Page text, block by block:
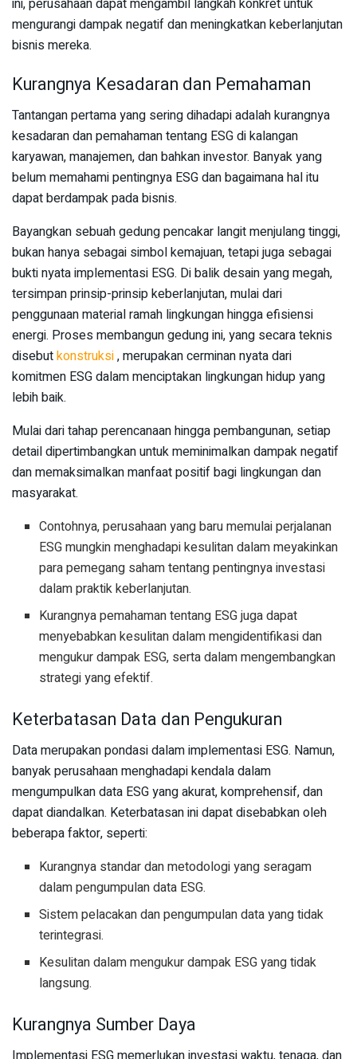
mengurangi dampak negatif dan meningkatkan keberlanjutan
bisnis mereka.
Kurangnya Kesadaran dan Pemahaman
Tantangan pertama yang sering dihadapi adalah kurangnya
kesadaran dan pemahaman tentang ESG di kalangan
karyawan, manajemen, dan bahkan investor. Banyak yang
belum memahami pentingnya ESG dan bagaimana hal itu
dapat berdampak pada bisnis.
Bayangkan sebuah gedung pencakar langit menjulang tinggi,
bukan hanya sebagai simbol kemajuan, tetapi juga sebagai
bukti nyata implementasi ESG. Di balik desain yang megah,
tersimpan prinsip-prinsip keberlanjutan, mulai dari
penggunaan material ramah lingkungan hingga efisiensi
energi. Proses membangun gedung ini, yang secara teknis
disebutkonstruksi, merupakan cerminan nyata dari
komitmen ESG dalam menciptakan lingkungan hidup yang
lebih baik.
Mulai dari tahap perencanaan hingga pembangunan, setiap
detail dipertimbangkan untuk meminimalkan dampak negatif
dan memaksimalkan manfaat positif bagi lingkungan dan
masyarakat.
Contohnya, perusahaan yang baru memulai perjalanan
ESG mungkin menghadapi kesulitan dalam meyakinkan
para pemegang saham tentang pentingnya investasi
dalam praktik keberlanjutan.
Kurangnya pemahaman tentang ESG juga dapat
menyebabkan kesulitan dalam mengidentifikasi dan
mengukur dampak ESG, serta dalam mengembangkan
strategi yang efektif.
Keterbatasan Data dan Pengukuran
Data merupakan pondasi dalam implementasi ESG. Namun,
banyak perusahaan menghadapi kendala dalam
mengumpulkan data ESG yang akurat, komprehensif, dan
dapat diandalkan. Keterbatasan ini dapat disebabkan oleh
beberapa faktor, seperti:
Kurangnya standar dan metodologi yang seragam
dalam pengumpulan data ESG.
Sistem pelacakan dan pengumpulan data yang tidak
terintegrasi.
Kesulitan dalam mengukur dampak ESG yang tidak
langsung.
Kurangnya Sumber Daya